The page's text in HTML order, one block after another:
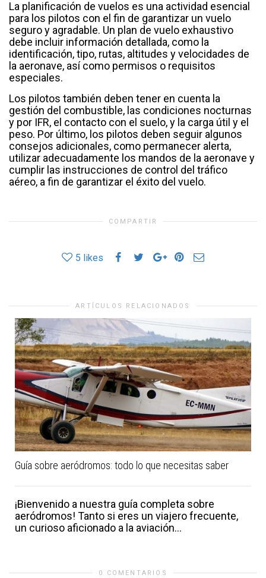
La planificación de vuelos es una actividad esencial
para los pilotos con el fin de garantizar un vuelo
seguro y agradable. Un plan de vuelo exhaustivo
debe incluir información detallada, como la
identificación, tipo, rutas, altitudes y velocidades de
la aeronave, así como permisos o requisitos
especiales.
Los pilotos también deben tener en cuenta la
gestión del combustible, las condiciones nocturnas
y por IFR, el contacto con el suelo, y la carga útil y el
peso. Por último, los pilotos deben seguir algunos
consejos adicionales, como permanecer alerta,
utilizar adecuadamente los mandos de la aeronave y
cumplir las instrucciones de control del tráfico
aéreo, a fin de garantizar el éxito del vuelo.
COMPARTIR
5 likes
ARTÍCULOS RELACIONADOS
Guía sobre aeródromos: todo lo que necesitas saber
¡Bienvenido a nuestra guía completa sobre
aeródromos! Tanto si eres un viajero frecuente,
un curioso aficionado a la aviación...
0 COMENTARIOS